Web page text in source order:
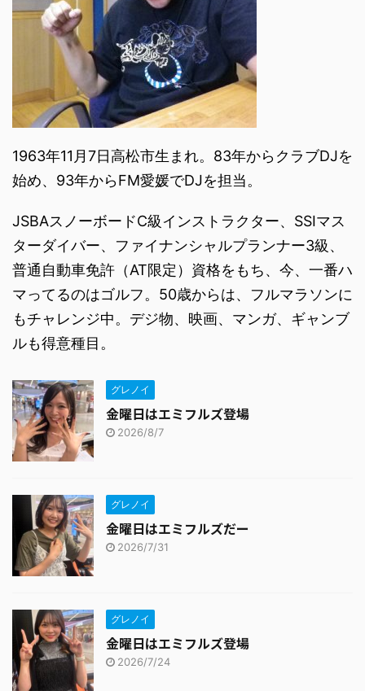
1963年11月7日高松市生まれ。83年からクラブDJを
始め、93年からFM愛媛でDJを担当。
JSBAスノーボードC級インストラクター、SSIマス
ターダイバー、ファイナンシャルプランナー3級、
普通自動車免許（AT限定）資格をもち、今、一番ハ
マってるのはゴルフ。50歳からは、フルマラソンに
もチャレンジ中。デジ物、映画、マンガ、ギャンブ
ルも得意種目。
グレノイ
金曜日はエミフルズ登場
2026/8/7
グレノイ
金曜日はエミフルズだー
2026/7/31
グレノイ
金曜日はエミフルズ登場
2026/7/24